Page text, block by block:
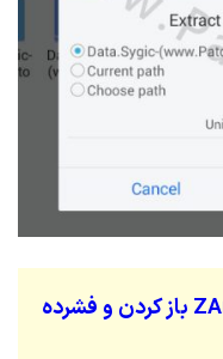
آموزش نرم افزار ZArchiver باز کردن و فشرده